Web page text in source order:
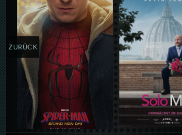
Details,Play Details,Play
ZURÜCK